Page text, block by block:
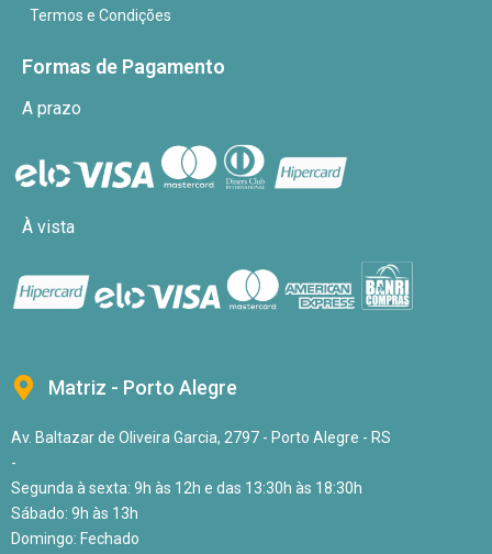
Termos e Condições
Formas de Pagamento
A prazo
À vista
Matriz - Porto Alegre
Av. Baltazar de Oliveira Garcia, 2797 - Porto Alegre - RS
-
Segunda à sexta: 9h às 12h e das 13:30h às 18:30h
Sábado: 9h às 13h
Domingo: Fechado